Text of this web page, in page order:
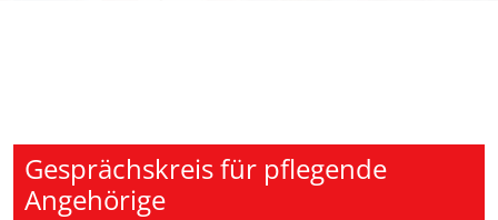
Gesprächskreis für pflegende
Angehörige